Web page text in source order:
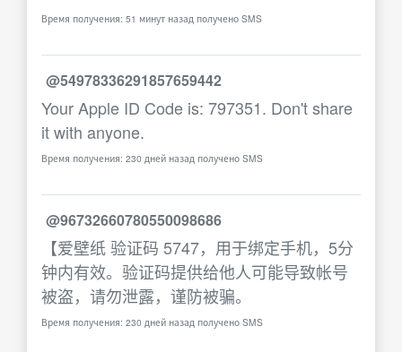
Время получения: 51 минут назад получено SMS
@54978336291857659442
Your Apple ID Code is: 797351. Don't share
it with anyone.
Время получения: 230 дней назад получено SMS
@96732660780550098686
【爱壁纸 验证码 5747，用于绑定手机，5分
钟内有效。验证码提供给他人可能导致帐号
被盗，请勿泄露，谨防被骗。
Время получения: 230 дней назад получено SMS